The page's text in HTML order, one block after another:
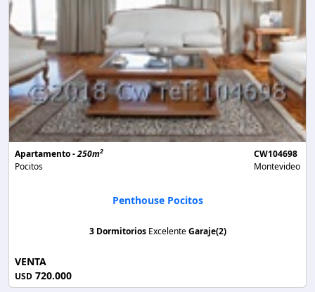
Apartamento -250m2
Pocitos
CW104698
Montevideo
Penthouse Pocitos
3 Dormitorios ExcelenteGaraje(2)
VENTA
USD 720.000